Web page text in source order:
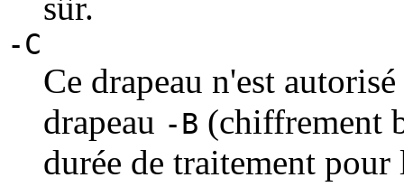
-C
Ce drapeau n'est
drapeau -B (chiffrement
durée de traitement